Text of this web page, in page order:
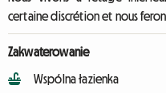
certaine discrétion et nous
Zakwaterowanie
Wspólna łazienka